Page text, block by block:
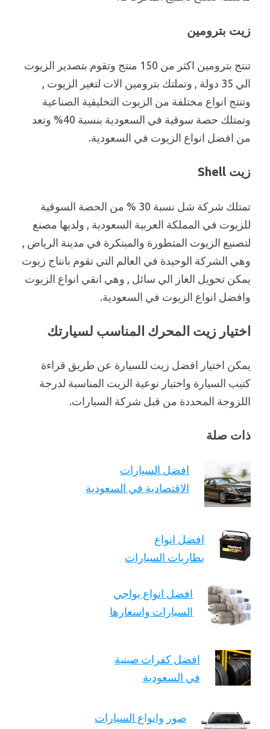
زيت بترومين
تنتج بترومين اكثر من 150 منتج وتقوم بتصدير الزيوت
الي 35 دولة , وتملتك بترومين الات لتغير الزيوت ,
وتنتج انواع مختلفة من الزيوت التخليقية الصناعية
وتمتلك حصة سوقية في السعودية بنسبة 40% وتعد
من افضل انواع الزيوت في السعودية.
زيت Shell
تمتلك شركة شل نسبة 30 % من الحصة السوقية
للزيوت في المملكة العربية السعودية , ولديها مصنع
لتصنيع الزيوت المتطورة والمبتكرة في مدينة الرياض ,
وهي الشركة الوحيدة في العالم التي تقوم بانتاج زيوت
يمكن تحويل الغاز الي سائل , وهي انقي انواع الزيوت
وافضل انواع الزيوت في السعودية.
اختيار زيت المحرك المناسب لسيارتك
يمكن اختيار افضل زيت للسيارة عن طريق قراءة
كتيب السيارة واختيار نوعية الزيت المناسبة لدرجة
اللزوجة المحددة من قبل شركة السيارات.
ذات صلة
افضل السيارات
الاقتصادية في السعودية
افضل انواع
بطاريات السيارات
افضل انواع بواجي
السيارات واسعارها
افضل كفرات صينية
في السعودية
صور وانواع السيارات